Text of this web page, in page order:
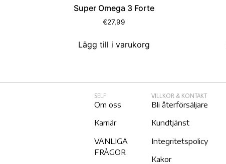
Super Omega 3 Forte
€27,99
Lägg till i varukorg
SELF
Om oss
Karriär
VANLIGA
FRÅGOR
VILLKOR & KONTAKT
Bli återförsäljare
Kundtjänst
Integritetspolicy
Kakor